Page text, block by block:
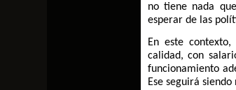
no tiene nada
esperar de las
En este
calidad, con
funcionamiento
Ese seguirá